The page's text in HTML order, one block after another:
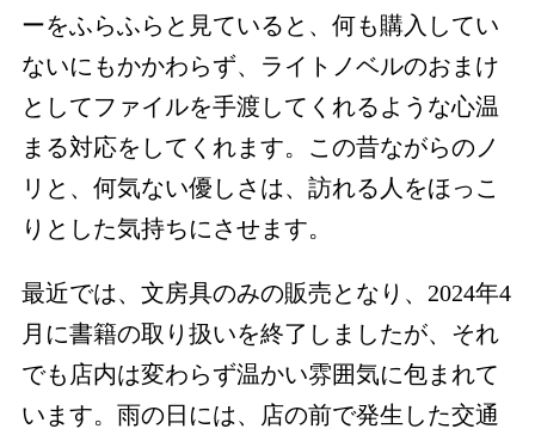
ーをふらふらと見ていると、何も購入してい
ないにもかかわらず、ライトノベルのおまけ
としてファイルを手渡してくれるような心温
まる対応をしてくれます。この昔ながらのノ
リと、何気ない優しさは、訪れる人をほっこ
りとした気持ちにさせます。
最近では、文房具のみの販売となり、2024年4
月に書籍の取り扱いを終了しましたが、それ
でも店内は変わらず温かい雰囲気に包まれて
います。雨の日には、店の前で発生した交通